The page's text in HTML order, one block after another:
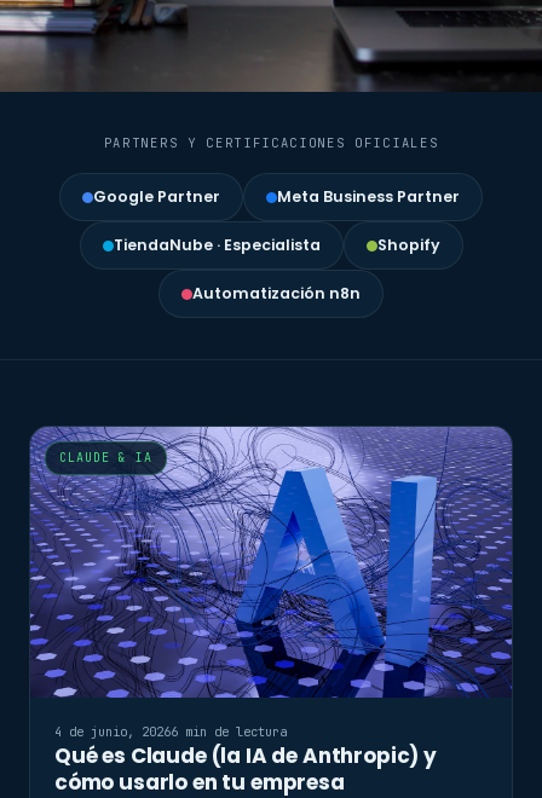
PARTNERS Y CERTIFICACIONES OFICIALES
Google Partner Meta Business Partner
TiendaNube · Especialista Shopify
Automatización n8n
CLAUDE & IA
4 de junio, 20266 min de lectura
Qué es Claude (la IA de Anthropic) y
cómo usarlo en tu empresa